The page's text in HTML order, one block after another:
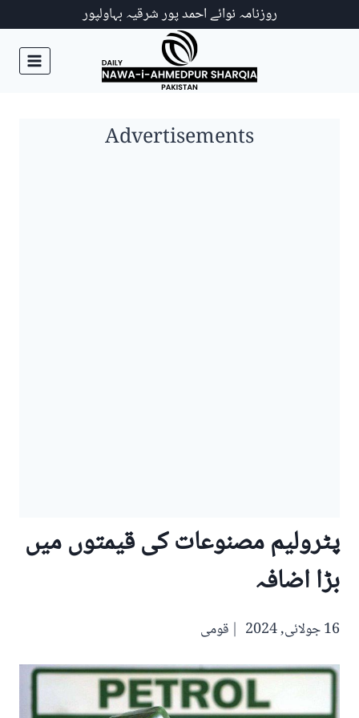
روزنامہ نوائے احمد پور شرقیہ بہاولپور
Advertisements
پٹرولیم مصنوعات کی قیمتوں میں
بڑا اضافہ
16 جولائی, 2024 قومی